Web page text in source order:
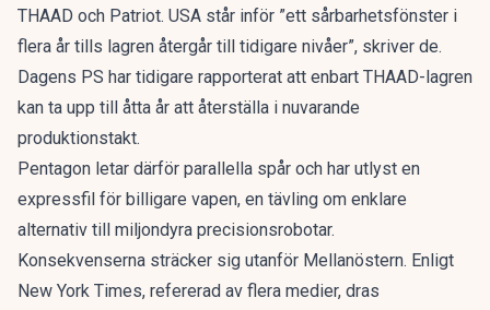
THAAD och Patriot. USA står inför ”ett sårbarhetsfönster i
flera år tills lagren återgår till tidigare nivåer”, skriver de.
Dagens PS har tidigare rapporterat att enbart THAAD-lagren
kan ta upp till åtta år att återställa i nuvarande
produktionstakt.
Pentagon letar därför parallella spår och har utlyst en
expressfil för billigare vapen, en tävling om enklare
alternativ till miljondyra precisionsrobotar.
Konsekvenserna sträcker sig utanför Mellanöstern. Enligt
New York Times, refererad av flera medier, dras